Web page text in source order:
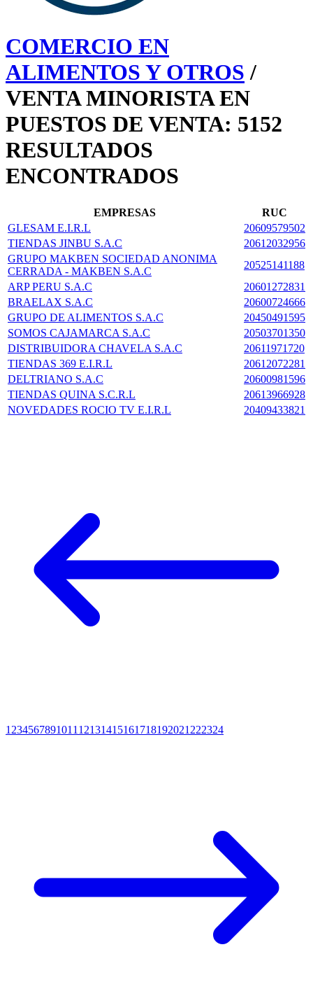
COMERCIO EN
ALIMENTOS Y OTROS /
VENTA MINORISTA EN
PUESTOS DE VENTA: 5152
RESULTADOS
ENCONTRADOS
EMPRESAS
RUC
GLESAM E.I.R.L
20609579502
TIENDAS JINBU S.A.C
20612032956
GRUPO MAKBEN SOCIEDAD ANONIMA
CERRADA - MAKBEN S.A.C
20525141188
ARP PERU S.A.C
20601272831
BRAELAX S.A.C
20600724666
GRUPO DE ALIMENTOS S.A.C
20450491595
SOMOS CAJAMARCA S.A.C
20503701350
DISTRIBUIDORA CHAVELA S.A.C
20611971720
TIENDAS 369 E.I.R.L
20612072281
DELTRIANO S.A.C
20600981596
TIENDAS QUINA S.C.R.L
20613966928
NOVEDADES ROCIO TV E.I.R.L
20409433821
1 234567891011 12131415161718192021 222324